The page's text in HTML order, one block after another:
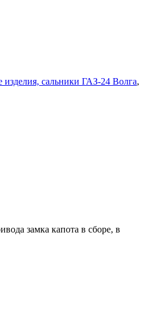
изделия, сальники ГАЗ-24 Волга,
замка капота в сборе, в